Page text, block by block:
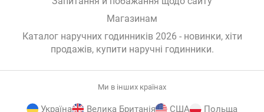
Магазинам
Каталог наручних годинників 2026 - новинки, хіти
продажів, купити наручні годинники.
Ми в інших країнах
Україна Велика Британія США Польща